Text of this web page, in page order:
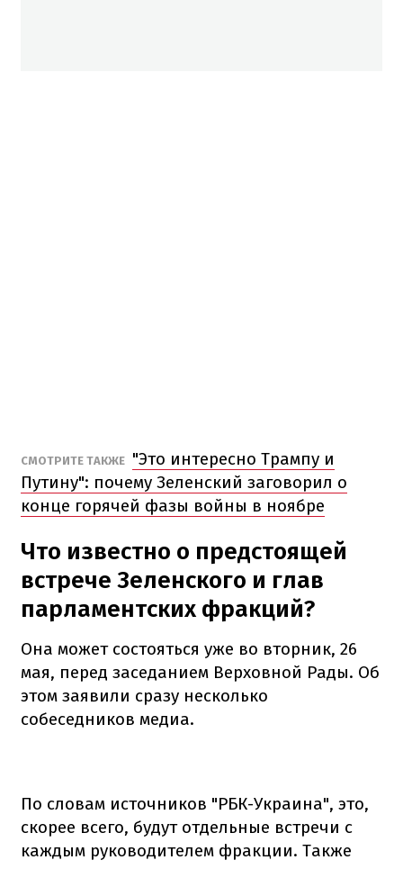
СМОТРИТЕ ТАКЖЕ "Это интересно Трампу и
Путину": почему Зеленский заговорил о
конце горячей фазы войны в ноябре
Что известно о предстоящей
встрече Зеленского и глав
парламентских фракций?
Она может состояться уже во вторник, 26
мая, перед заседанием Верховной Рады. Об
этом заявили сразу несколько
собеседников медиа.
По словам источников "РБК-Украина", это,
скорее всего, будут отдельные встречи с
каждым руководителем фракции. Также